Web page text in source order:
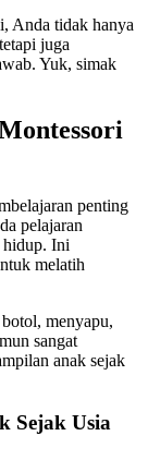
Anda tidak hanya
juga
Yuk, simak
penting
pelajaran
hidup. Ini
melatih
menyapu,
sangat
anak sejak
Sejak Usia